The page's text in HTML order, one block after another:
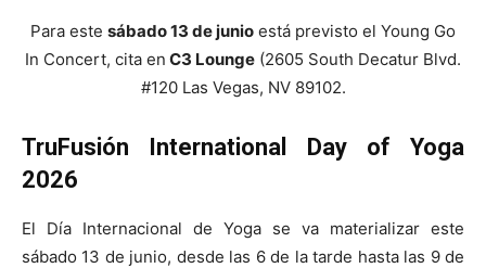
Para este sábado 13 de junio está previsto el Young Go
In Concert, cita en C3 Lounge (2605 South Decatur Blvd.
#120 Las Vegas, NV 89102.
TruFusión International
Day of Yoga
2026
El Día Internacional de Yoga se va materializar este
sábado 13 de junio, desde las 6 de la tarde hasta las 9 de